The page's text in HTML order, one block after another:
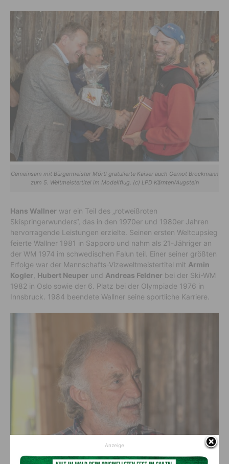
Gemeinsam mit Bürgermeister Mörtl gratulierte Kaiser auch Gernot Brockmann
zum 5. Weltmeistertitel im Modellflug. (c) LPD Kärnten/Augstein
Hans Wallner war ein Teil des „rotweißroten
Skispringerwunders“, das in den 1970er und 1980er Jahren
hervorragende Leistungen erzielte. Seinen ersten Weltcupsieg
feierte Wallner 1981 in Sapporo und nahm als 21-Jähriger an
der WM 1974 im schwedischen Falun teil. Einer seiner größten
Erfolge war der Mannschafts-Vizeweltmeistertitel mit Armin
Kogler Hubert Neuper und Andreas Feldner bei der Ski-WM
1982 in Oslo sowie der 6. Platz bei der Olympiade 1976 in
Innsbruck. 1984 beendete Wallner seine sportliche Karriere.
Anzeige